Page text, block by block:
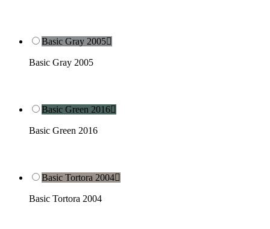
Basic Gray 2005
Basic Gray 2005
Basic Green 2016
Basic Green 2016
Basic Tortora 2004
Basic Tortora 2004